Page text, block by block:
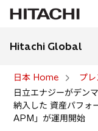
Hitachi Global
日本 Home
プ
日立エナジーがデン
納入した 資産パフォ
APM」が運用開始